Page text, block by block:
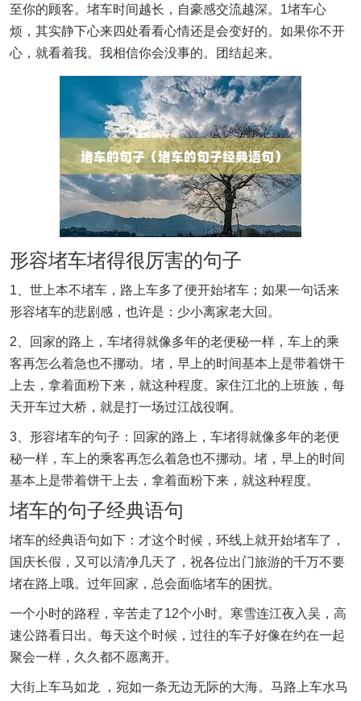
至你的顾客。堵车时间越长，自豪感交流越深。1堵车心
烦，其实静下心来四处看看心情还是会变好的。如果你不开
心，就看着我。我相信你会没事的。团结起来。
形容堵车堵得很厉害的句子
1、世上本不堵车，路上车多了便开始堵车；如果一句话来
形容堵车的悲剧感，也许是：少小离家老大回。
2、回家的路上，车堵得就像多年的老便秘一样，车上的乘
客再怎么着急也不挪动。堵，早上的时间基本上是带着饼干
上去，拿着面粉下来，就这种程度。家住江北的上班族，每
天开车过大桥，就是打一场过江战役啊。
3、形容堵车的句子：回家的路上，车堵得就像多年的老便
秘一样，车上的乘客再怎么着急也不挪动。堵，早上的时间
基本上是带着饼干上去，拿着面粉下来，就这种程度。
堵车的句子经典语句
堵车的经典语句如下：才这个时候，环线上就开始堵车了，
国庆长假，又可以清净几天了，祝各位出门旅游的千万不要
堵在路上哦。过年回家，总会面临堵车的困扰。
一个小时的路程，辛苦走了12个小时。寒雪连江夜入吴，高
速公路看日出。每天这个时候，过往的车子好像在约在一起
聚会一样，久久都不愿离开。
大街上车马如龙 ，宛如一条无边无际的大海。马路上车水马